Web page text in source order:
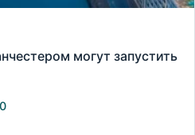
могут запустить
0